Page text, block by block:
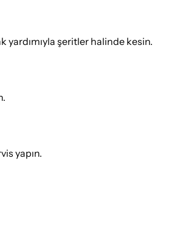
yardımıyla şeritler halinde kesin.
yapın.